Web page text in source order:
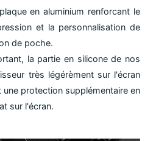
en aluminium renforcant le
et la personnalisation de
de poche.
la partie en silicone de nos
très légérèment sur l'écran
protection supplémentaire en
sur l'écran.